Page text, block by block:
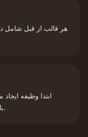
هر قالب از قبل شامل
ابتدا وظیفه
بالاترین جایگاه را به خود اختصاص می‌دهد.